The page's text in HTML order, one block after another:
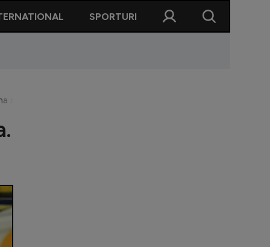
SPORTURI
să evolueze din următorul sezon